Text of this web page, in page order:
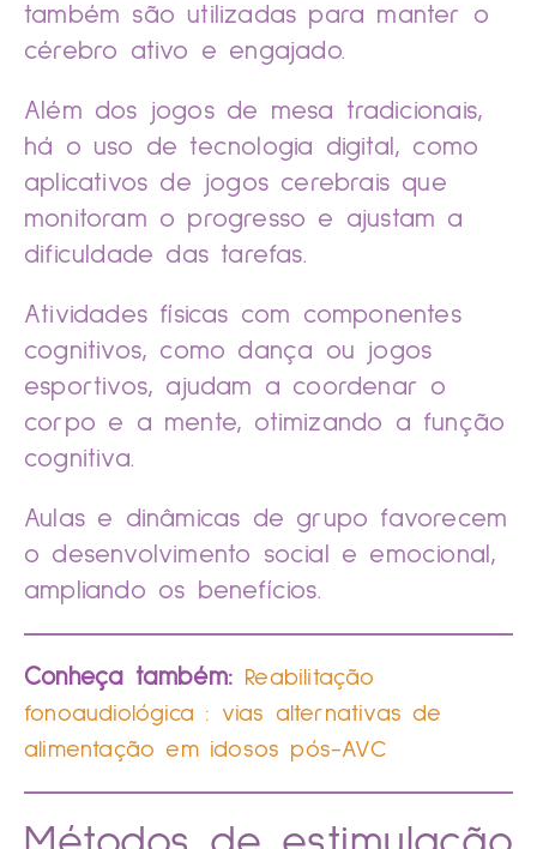
também são utilizadas para manter o
cérebro ativo e engajado.
Além dos jogos de mesa tradicionais,
há o uso de tecnologia digital, como
aplicativos de jogos cerebrais que
monitoram o progresso e ajustam a
dificuldade das tarefas.
Atividades físicas com componentes
cognitivos, como dança ou jogos
esportivos, ajudam a coordenar o
corpo e a mente, otimizando a função
cognitiva.
Aulas e dinâmicas de grupo favorecem
o desenvolvimento social e emocional,
ampliando os benefícios.
Conheça também: Reabilitação
fonoaudiológica : vias alternativas de
alimentação em idosos pós-AVC